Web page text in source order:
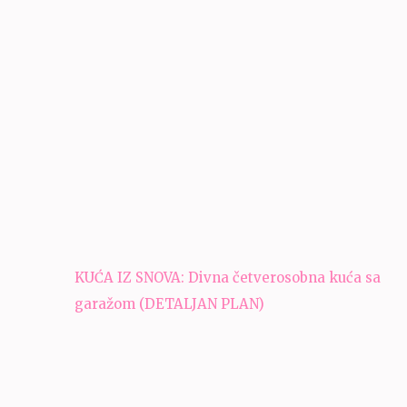
Navigacija
članaka
KUĆA IZ SNOVA: Divna četverosobna kuća sa
garažom (DETALJAN PLAN)